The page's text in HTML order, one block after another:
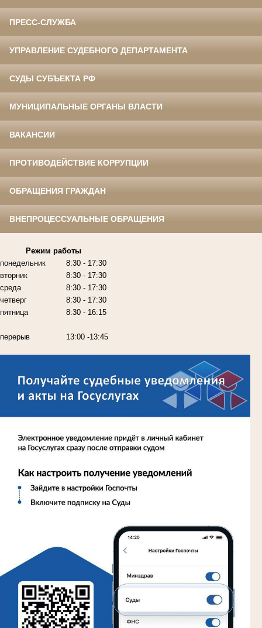
ПРЕСС-СЛУЖБА
УПРАВЛЕНИЕ СУДЕБНОГО ДЕПАРТАМЕНТА
СУДЫ СУБЪЕКТА РФ
МУНИЦИПАЛЬНЫЕ ОРГАНЫ ВЛАСТИ
ВАКАНСИИ
ПРОТИВОДЕЙСТВИЕ КОРРУПЦИИ
ОБРАЩЕНИЯ ГРАЖДАН
ВНЕПРОЦЕССУАЛЬНЫЕ ОБРАЩЕНИЯ
Режим работы
понедельник
вторник
среда
четверг
пятница
перерыв
8:30 - 17:30
8:30 - 17:30
8:30 - 17:30
8:30 - 17:30
8:30 - 16:15
13:00 -13:45